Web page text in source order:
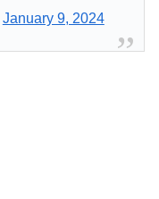
January 9, 2024